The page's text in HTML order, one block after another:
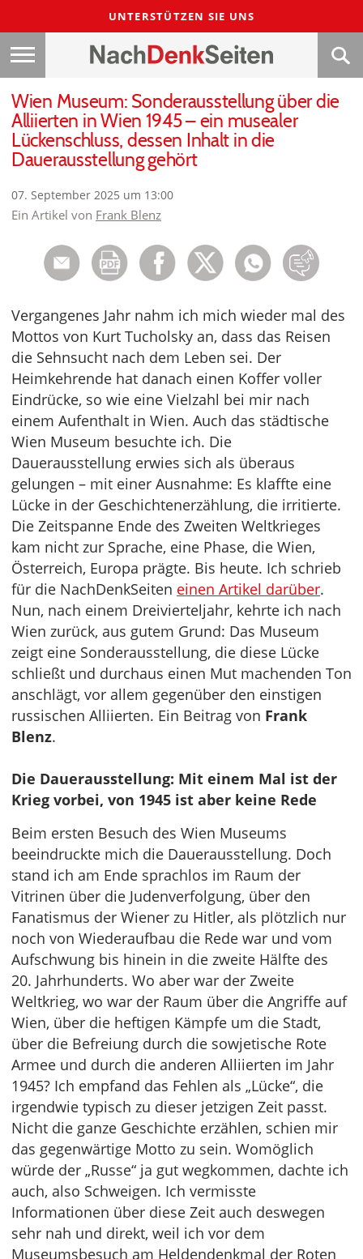
UNTERSTÜTZEN SIE UNS
Wien Museum: Sonderausstellung über die
Alliierten in Wien 1945 – ein musealer
Lückenschluss, dessen Inhalt in die
Dauerausstellung gehört
07. September 2025 um 13:00
Ein Artikel von Frank Blenz
Vergangenes Jahr nahm ich mich wieder mal des
Mottos von Kurt Tucholsky an, dass das Reisen
die Sehnsucht nach dem Leben sei. Der
Heimkehrende hat danach einen Koffer voller
Eindrücke, so wie eine Vielzahl bei mir nach
einem Aufenthalt in Wien. Auch das städtische
Wien Museum besuchte ich. Die
Dauerausstellung erwies sich als überaus
gelungen – mit einer Ausnahme: Es klaffte eine
Lücke in der Geschichtenerzählung, die irritierte.
Die Zeitspanne Ende des Zweiten Weltkrieges
kam nicht zur Sprache, eine Phase, die Wien,
Österreich, Europa prägte. Bis heute. Ich schrieb
für die NachDenkSeiten einen Artikel darüber.
Nun, nach einem Dreivierteljahr, kehrte ich nach
Wien zurück, aus gutem Grund: Das Museum
zeigt eine Sonderausstellung, die diese Lücke
schließt und durchaus einen Mut machenden Ton
anschlägt, vor allem gegenüber den einstigen
russischen Alliierten. Ein Beitrag von Frank
Blenz.
Die Dauerausstellung: Mit einem Mal ist der
Krieg vorbei, von 1945 ist aber keine Rede
Beim ersten Besuch des Wien Museums
beeindruckte mich die Dauerausstellung. Doch
stand ich am Ende sprachlos im Raum der
Vitrinen über die Judenverfolgung, über den
Fanatismus der Wiener zu Hitler, als plötzlich nur
noch von Wiederaufbau die Rede war und vom
Aufschwung bis hinein in die zweite Hälfte des
20. Jahrhunderts. Wo aber war der Zweite
Weltkrieg, wo war der Raum über die Angriffe auf
Wien, über die heftigen Kämpfe um die Stadt,
über die Befreiung durch die sowjetische Rote
Armee und durch die anderen Alliierten im Jahr
1945? Ich empfand das Fehlen als „Lücke“, die
irgendwie typisch zu dieser jetzigen Zeit passt.
Nicht die ganze Geschichte erzählen, schien mir
das gegenwärtige Motto zu sein. Womöglich
würde der „Russe“ ja gut wegkommen, dachte ich
auch, also Schweigen. Ich vermisste
Informationen über diese Zeit auch deswegen
sehr nah und direkt, weil ich vor dem
Museumsbesuch am Heldendenkmal der Roten